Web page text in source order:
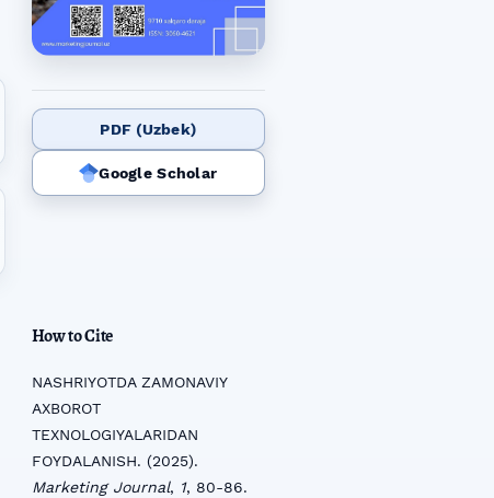
PDF (Uzbek)
Google Scholar
How to Cite
NASHRIYOTDA ZAMONAVIY
AXBOROT
TEXNOLOGIYALARIDAN
FOYDALANISH. (2025).
Marketing Journal, 1, 80-86.